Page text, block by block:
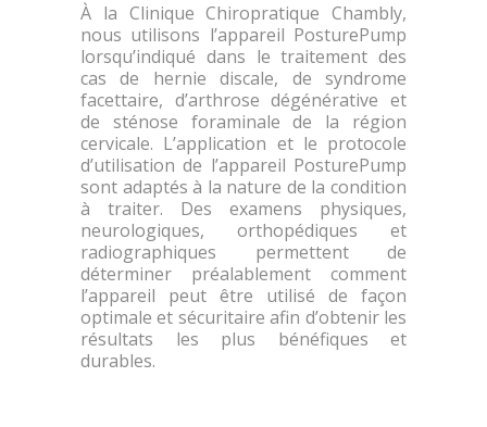
À la Clinique Chiropratique Chambly,
nous utilisons l’appareil PosturePump
lorsqu’indiqué dans le traitement des
cas de hernie discale, de syndrome
facettaire, d’arthrose dégénérative et
de sténose foraminale de la région
cervicale. L’application et le protocole
d’utilisation de l’appareil PosturePump
sont adaptés à la nature de la condition
à traiter. Des examens physiques,
neurologiques, orthopédiques et
radiographiques permettent de
déterminer préalablement comment
l’appareil peut être utilisé de façon
optimale et sécuritaire afin d’obtenir les
résultats les plus bénéfiques et
durables.